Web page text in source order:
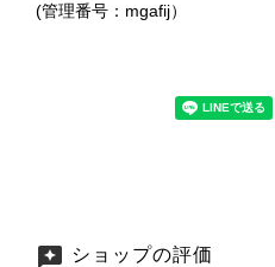
(管理番号：mgafij）
ショップの評価